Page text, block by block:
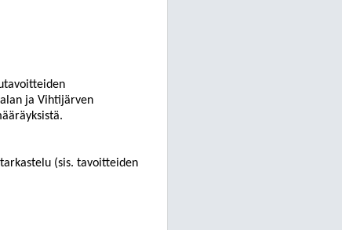
ja Vihtijärven
(sis. tavoitteiden